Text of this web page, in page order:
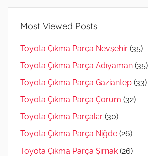
Most Viewed Posts
Toyota Çıkma Parça Nevşehir (35)
Toyota Çıkma Parça Adıyaman (35)
Toyota Çıkma Parça Gaziantep (33)
Toyota Çıkma Parça Çorum (32)
Toyota Çıkma Parçalar (30)
Toyota Çıkma Parça Niğde (26)
Toyota Çıkma Parça Şırnak (26)